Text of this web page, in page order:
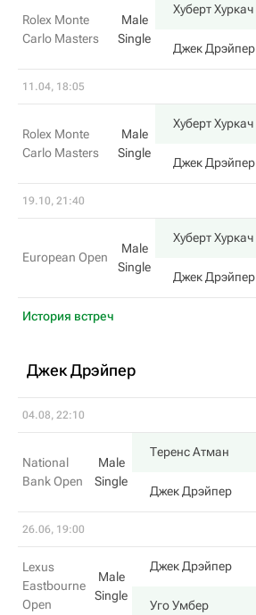
Rolex Monte
Carlo Masters
Male
Single
Хуберт Хуркач
Джек Дрэйпер
11.04, 18:05
Rolex Monte
Carlo Masters
Male
Single
Хуберт Хуркач
Джек Дрэйпер
19.10, 21:40
European Open
Male
Single
Хуберт Хуркач
Джек Дрэйпер
История встреч
Джек Дрэйпер
04.08, 22:10
National
Bank Open
Male
Single
Теренс Атман
Джек Дрэйпер
26.06, 19:00
Lexus
Eastbourne
Open
Male
Single
Джек Дрэйпер
Уго Умбер